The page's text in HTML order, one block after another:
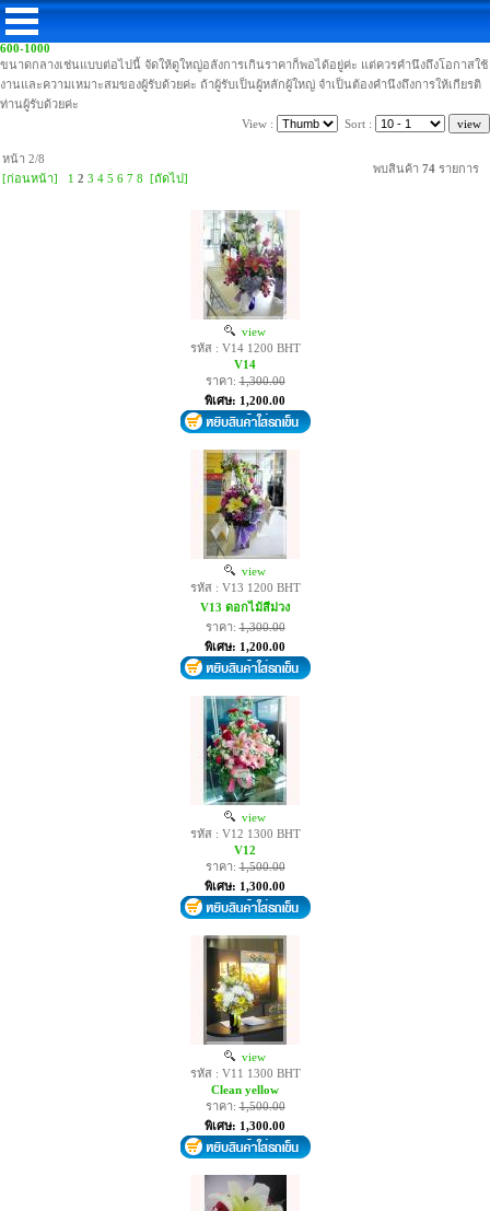
600-1000
ขนาดกลางเช่นแบบต่อไปนี้ จัดให้ดูใหญ่อลังการเกินราคาก็พอได้อยู่ค่ะ แต่ควรคำนึงถึงโอกาสใช้
งานและความเหมาะสมของผู้รับด้วยค่ะ ถ้าผู้รับเป็นผู้หลักผู้ใหญ่ จำเป็นต้องคำนึงถึงการให้เกียรติ
ท่านผู้รับด้วยค่ะ
View :
Sort :
หน้า 2/8
[ก่อนหน้า]
1 2 3 4 5 6 7 8 [ถัดไป]
พบสินค้า 74 รายการ
view
รหัส : V14 1200 BHT
V14
ราคา:1,300.00
พิเศษ: 1,200.00
view
รหัส : V13 1200 BHT
V13 ดอกไม้สีม่วง
ราคา:1,300.00
พิเศษ: 1,200.00
view
รหัส : V12 1300 BHT
V12
ราคา:1,500.00
พิเศษ: 1,300.00
view
รหัส : V11 1300 BHT
Clean yellow
ราคา:1,500.00
พิเศษ: 1,300.00